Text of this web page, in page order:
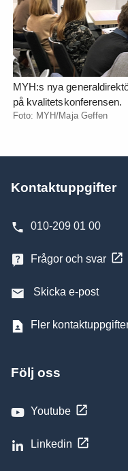
MYH:s nya
på kvalitetskonferensen.
Foto: MYH/Maja Geffen
Kontaktuppgifter
010-209 01 00
Frågor och svar
Skicka e-post
Fler
Följ oss
Youtube
Linkedin